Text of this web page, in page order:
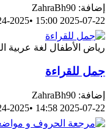
إضافة: ZahraBh90
2025-07-22 15:00
•
2025
رياض الأطفال لغة عربية
جمل للقراءة
إضافة: ZahraBh90
2025-07-22 14:58
•
2025